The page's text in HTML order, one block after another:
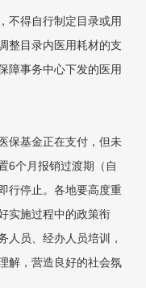
得自行制定目录或用
整目录内医用耗材的支
障事务中心下发的医用
基金正在支付，但未
6个月报销过渡期（自
行停止。各地要高度重
实施过程中的政策衔
人员、经办人员培训，
解，营造良好的社会氛